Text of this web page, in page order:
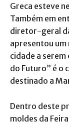
Greca esteve
Também em
diretor-geral
apresentou um
cidade a
do Futuro” é o
destinado a
Dentro deste
moldes da